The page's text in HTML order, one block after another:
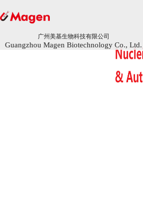
广州美基生物科技有限公司
Guangzhou Magen Biotechnology Co., Ltd.
广州美基生物科技有限公司
Guangzhou Magen Biotechnology Co., Ltd.